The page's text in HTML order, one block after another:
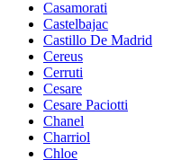
Casamorati
Castelbajac
Castillo De Madrid
Cereus
Cerruti
Cesare
Cesare Paciotti
Chanel
Charriol
Chloe